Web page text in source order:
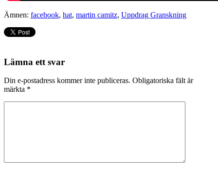
Ämnen: facebook, hat, martin camitz, Uppdrag Granskning
Lämna ett svar
Din e-postadress kommer inte publiceras. Obligatoriska fält är
märkta *